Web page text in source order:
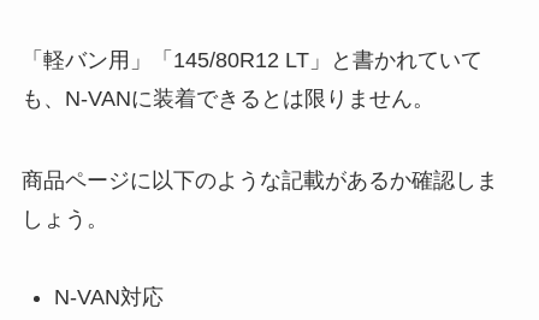
「軽バン用」「145/80R12 LT」と書かれていて
も、N-VANに装着できるとは限りません。
商品ページに以下のような記載があるか確認しま
しょう。
N-VAN対応